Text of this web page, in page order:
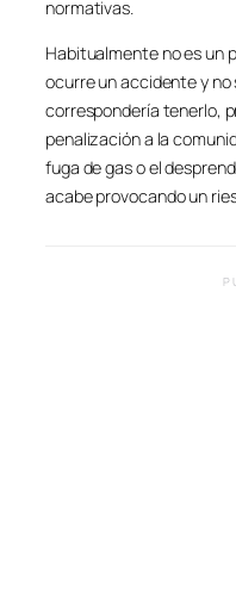
normativas.
Habitualmente no es un
ocurre un accidente y no
correspondería tenerlo,
penalización a la
fuga de gas o el
acabe provocando un